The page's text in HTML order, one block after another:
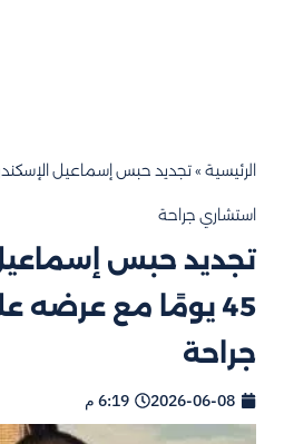
الرئيسية »
استشاري جراحة
تجديد حبس
45 يومًا مع عرضه
جراحة
2026-06-08 6:19 م